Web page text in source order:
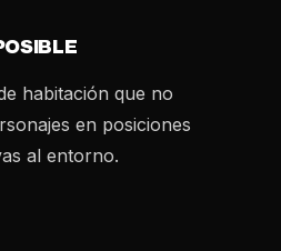
habitación que no
en posiciones
al entorno.